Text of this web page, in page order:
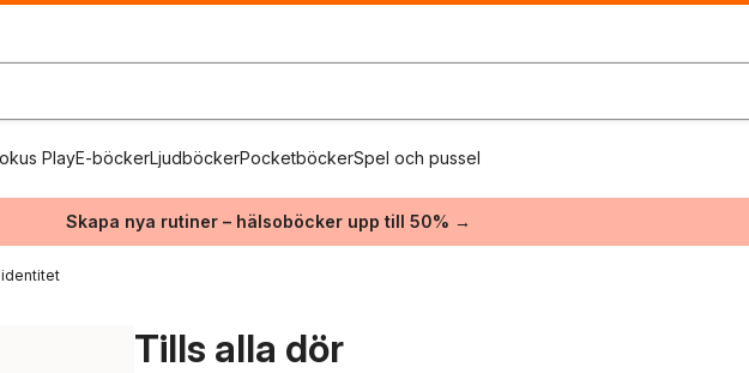
PlayE-böckerLjudböckerPocketböckerSpel och pussel
Skapa nya rutiner – hälsoböcker upp till 50% →
Tills alla dör